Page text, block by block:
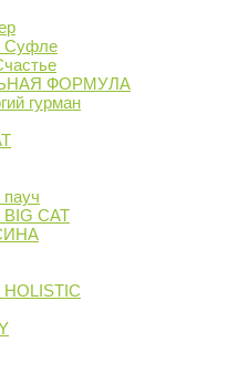
Суфле
ФОРМУЛА
гурман
пауч
BIG CAT
HOLISTIC